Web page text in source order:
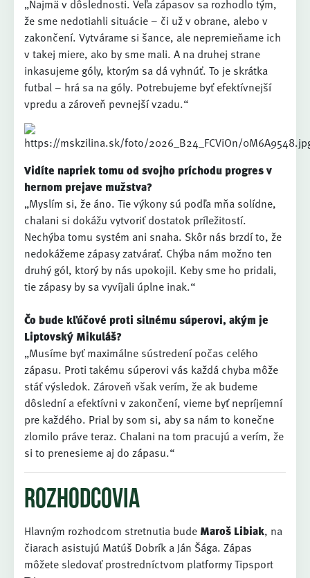
„Najmä v dôslednosti. Veľa zápasov sa rozhodlo tým,
že sme nedotiahli situácie – či už v obrane, alebo v
zakončení. Vytvárame si šance, ale nepremieňame ich
v takej miere, ako by sme mali. A na druhej strane
inkasujeme góly, ktorým sa dá vyhnúť. To je skrátka
futbal – hrá sa na góly. Potrebujeme byť efektívnejší
vpredu a zároveň pevnejší vzadu.“
Vidíte napriek tomu od svojho príchodu progres v
hernom prejave mužstva?
„Myslím si, že áno. Tie výkony sú podľa mňa solídne,
chalani si dokážu vytvoriť dostatok príležitostí.
Nechýba tomu systém ani snaha. Skôr nás brzdí to, že
nedokážeme zápasy zatvárať. Chýba nám možno ten
druhý gól, ktorý by nás upokojil. Keby sme ho pridali,
tie zápasy by sa vyvíjali úplne inak.“
Čo bude kľúčové proti silnému súperovi, akým je
Liptovský Mikuláš?
„Musíme byť maximálne sústredení počas celého
zápasu. Proti takému súperovi vás každá chyba môže
stáť výsledok. Zároveň však verím, že ak budeme
dôslední a efektívni v zakončení, vieme byť nepríjemní
pre každého. Prial by som si, aby sa nám to konečne
zlomilo práve teraz. Chalani na tom pracujú a verím, že
si to prenesieme aj do zápasu.“
Rozhodcovia
Hlavným rozhodcom stretnutia bude Maroš Libiak, na
čiarach asistujú Matúš Dobrík a Ján Šága. Zápas
môžete sledovať prostredníctvom platformy Tipsport